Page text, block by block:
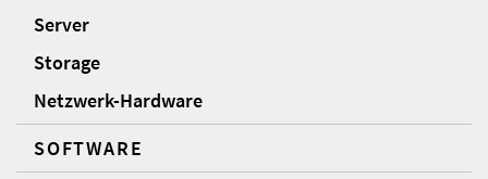
Server
Storage
Netzwerk-Hardware
SOFTWARE